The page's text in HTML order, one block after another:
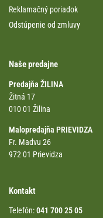
Reklamačný poriadok
Odstúpenie od zmluvy
Naše predajne
Predajňa ŽILINA
Žitná 17
010 01 Žilina
Malopredajňa PRIEVIDZA
Fr. Madvu 26
972 01 Prievidza
Kontakt
Telefón:041 700 25 05